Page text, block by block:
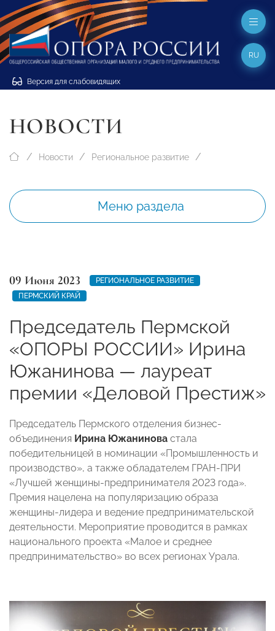
Версия для слабовидящих
RU
НОВОСТИ
Новости Региональное развитие
Меню раздела
09 Июня 2023
РЕГИОНАЛЬНОЕ РАЗВИТИЕ
ПЕРМСКИЙ КРАЙ
Председатель Пермской
«ОПОРЫ РОССИИ» Ирина
Южанинова — лауреат
премии «Деловой Престиж»
Председатель Пермского отделения бизнес-
объединения Ирина Южанинова стала
победительницей в номинации «Промышленность и
производство», а также обладателем ГРАН-ПРИ
«Лучшей женщины-предпринимателя 2023 года».
Премия нацелена на популяризацию образа
женщины-лидера и ведение предпринимательской
деятельности. Мероприятие проводится в рамках
национального проекта «Малое и среднее
предпринимательство» во всех регионах Урала.